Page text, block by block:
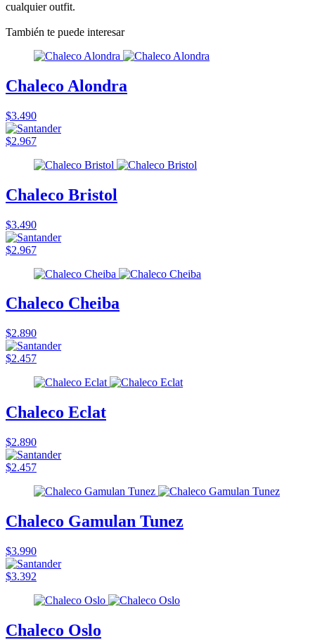
cualquier outfit.
También te puede interesar
Chaleco Alondra
$3.490
$2.967
Chaleco Bristol
$3.490
$2.967
Chaleco Cheiba
$2.890
$2.457
Chaleco Eclat
$2.890
$2.457
Chaleco Gamulan Tunez
$3.990
$3.392
Chaleco Oslo